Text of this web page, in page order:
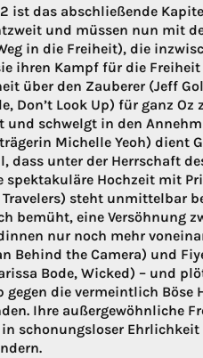
2 ist das abschließende
und müssen nun mit
in die Freiheit), die
ihren Kampf für die
über den Zauberer (Jeff
Don’t Look Up) für ganz
und schwelgt in den
Michelle Yeoh) dient
dass unter der Herrschaft
spektakuläre Hochzeit mit
Travelers) steht unmittelbar
bemüht, eine Versöhnung
nur noch mehr
Behind the Camera) und
Bode, Wicked) – und
gegen die vermeintlich Böse
Ihre außergewöhnliche
schonungsloser